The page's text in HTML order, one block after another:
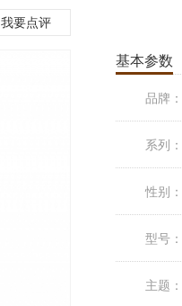
我要点评
基本参数
品牌：
系列：
性别：
型号：
主题：